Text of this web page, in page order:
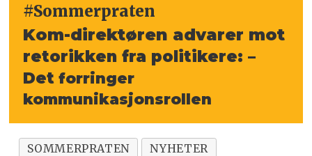
#Sommerpraten
Kom-direktøren advarer mot
retorikken fra politikere: –
Det forringer
kommunikasjonsrollen
SOMMERPRATEN
NYHETER